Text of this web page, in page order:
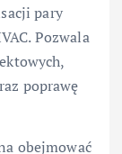
pary
Pozwala
poprawę
obejmować